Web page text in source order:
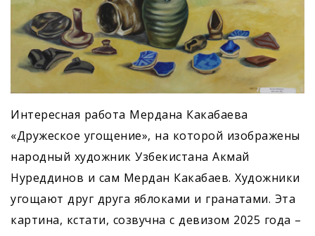
Интересная работа Мердана Какабаева
«Дружеское угощение», на которой изображены
народный художник Узбекистана Акмай
Нуреддинов и сам Мердан Какабаев. Художники
угощают друг друга яблоками и гранатами. Эта
картина, кстати, созвучна с девизом 2025 года –